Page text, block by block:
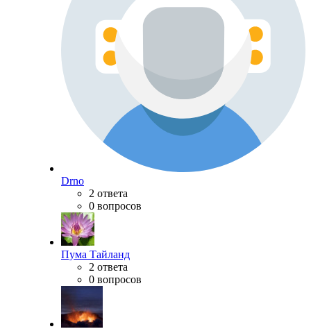
Drno
2 ответа
0 вопросов
Пума Тайланд
2 ответа
0 вопросов